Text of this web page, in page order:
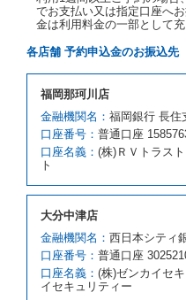
カーを貸し渡すことが
車種クラスのレンタカ
いいます。）の貸渡し
とします。
クラスを除き予約時と
携先の代替レンタカー
お、代替レンタカーの
スの貸渡料金より高く
スの貸渡料金によるも
借受人は、第１項の代
を拒絶し、予約を取り
す。
前項の場合、第１項の
因が、当社の責に帰す
４項の予約の取消しと
でお支払い又は指定口座へ
金は利用料金の一部として
各店舗 予約申込金のお振込先
福岡那珂川店
金融機関名： 福岡銀行 長住
口座番号： 普通口座
口座名義： (株)ＲＶトラス
ト
大分中津店
金融機関名： 西日本シティ
口座番号： 普通口座
口座名義： (株)ゼンカイセ
イセキュリティー